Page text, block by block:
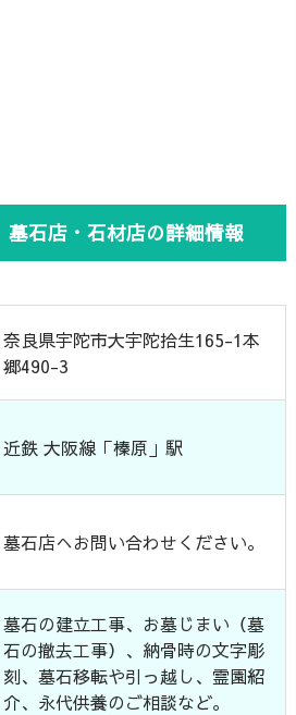
石店・石材店の詳細情報
奈良県宇陀市大宇陀拾生165-1本
郷490-3
近鉄 大阪線「榛原」駅
墓石店へお問い合わせください。
墓石の建立工事、お墓じまい（墓
石の撤去工事）、納骨時の文字彫
刻、墓石移転や引っ越し、霊園紹
介、永代供養のご相談など。